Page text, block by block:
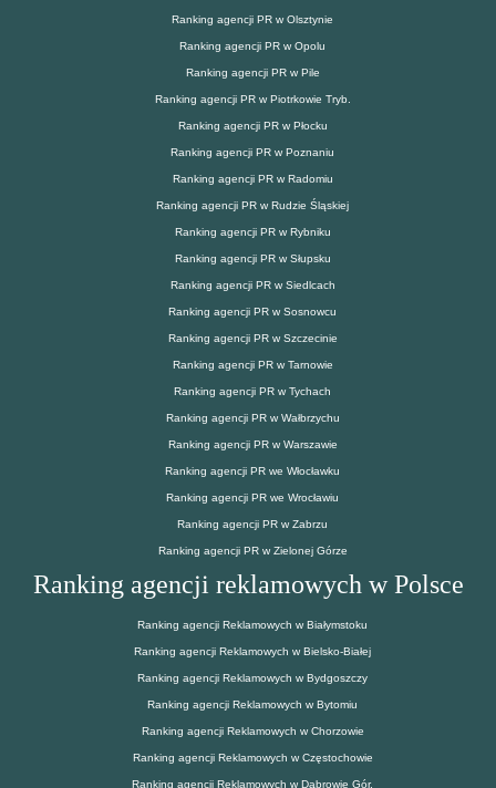
Ranking agencji PR w Olsztynie
Ranking agencji PR w Opolu
Ranking agencji PR w Pile
Ranking agencji PR w Piotrkowie Tryb.
Ranking agencji PR w Płocku
Ranking agencji PR w Poznaniu
Ranking agencji PR w Radomiu
Ranking agencji PR w Rudzie Śląskiej
Ranking agencji PR w Rybniku
Ranking agencji PR w Słupsku
Ranking agencji PR w Siedlcach
Ranking agencji PR w Sosnowcu
Ranking agencji PR w Szczecinie
Ranking agencji PR w Tarnowie
Ranking agencji PR w Tychach
Ranking agencji PR w Wałbrzychu
Ranking agencji PR w Warszawie
Ranking agencji PR we Włocławku
Ranking agencji PR we Wrocławiu
Ranking agencji PR w Zabrzu
Ranking agencji PR w Zielonej Górze
Ranking agencji reklamowych w Polsce
Ranking agencji Reklamowych w Białymstoku
Ranking agencji Reklamowych w Bielsko-Białej
Ranking agencji Reklamowych w Bydgoszczy
Ranking agencji Reklamowych w Bytomiu
Ranking agencji Reklamowych w Chorzowie
Ranking agencji Reklamowych w Częstochowie
Ranking agencji Reklamowych w Dąbrowie Gór.